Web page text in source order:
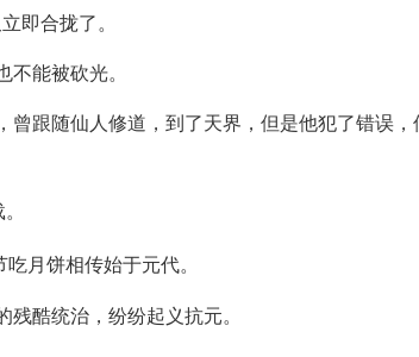
即合拢了。
能被砍光。
跟随仙人修道，到了天界，但是他犯了错误
月饼相传始于元代。
酷统治，纷纷起义抗元。